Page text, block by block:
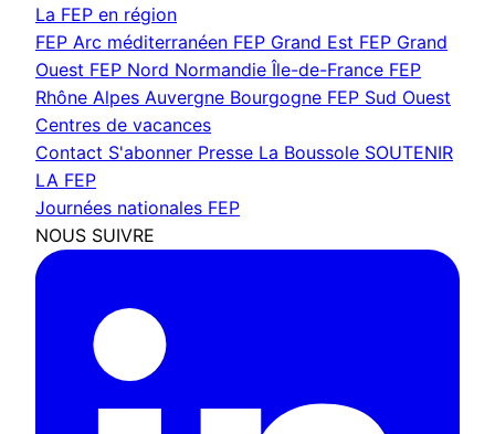
La FEP en région
FEP Arc méditerranéen FEP Grand Est FEP Grand
Ouest FEP Nord Normandie Île-de-France FEP
Rhône Alpes Auvergne Bourgogne FEP Sud Ouest
Centres de vacances
Contact S'abonner Presse La Boussole SOUTENIR
LA FEP
Journées nationales FEP
NOUS SUIVRE